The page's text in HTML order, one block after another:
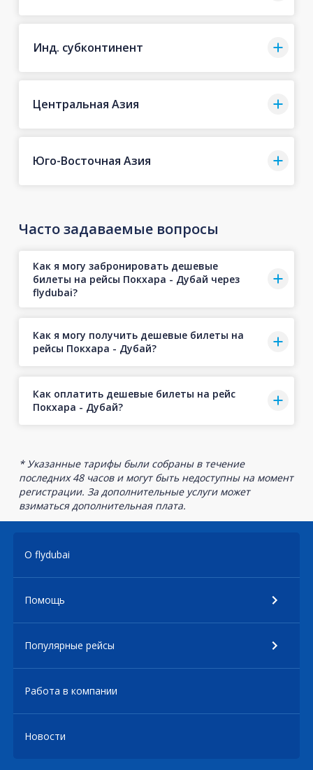
Инд. субконтинент
Центральная Азия
Юго-Восточная Азия
Часто задаваемые вопросы
Как я могу забронировать дешевые
билеты на рейсы Покхара - Дубай через
flydubai?
Как я могу получить дешевые билеты на
рейсы Покхара - Дубай?
Как оплатить дешевые билеты на рейс
Покхара - Дубай?
* Указанные тарифы были собраны в течение
последних 48 часов и могут быть недоступны на момент
регистрации. За дополнительные услуги может
взиматься дополнительная плата.
О flydubai
Помощь
Популярные рейсы
Работа в компании
Новости